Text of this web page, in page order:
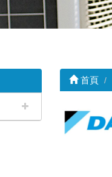
首頁